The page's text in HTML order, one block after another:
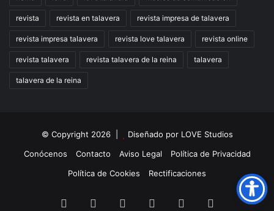
revista revista en talavera revista impresa de talavera
revista impresa talavera revista love talavera revista online
revista talavera revista talavera de la reina talavera
talavera de la reina
© Copyright 2026 | Diseñado por LOVE Studios
Conócenos
Contacto Aviso Legal
Política de Privacidad
Política de Cookies
Rectificaciones
Facebook LinkedInInstagramTikTok